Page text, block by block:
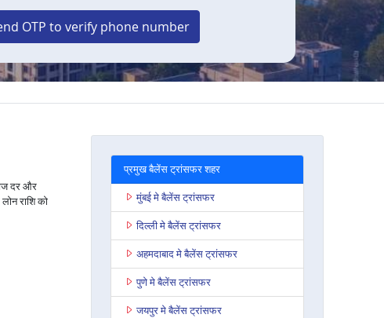
OTP to verify phone number
दर और
राशि को
प्रमुख बैलेंस ट्रांसफर शहर
मुंबई मे बैलेंस ट्रांसफर
दिल्ली मे बैलेंस ट्रांसफर
अहमदाबाद मे बैलेंस ट्रांसफर
पुणे मे बैलेंस ट्रांसफर
जयपुर मे बैलेंस ट्रांसफर